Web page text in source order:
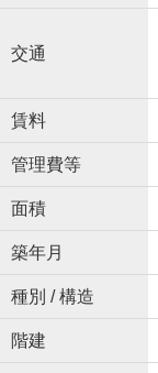
交通
賃料
管理費等
面積
築年月
種別 / 構造
階建